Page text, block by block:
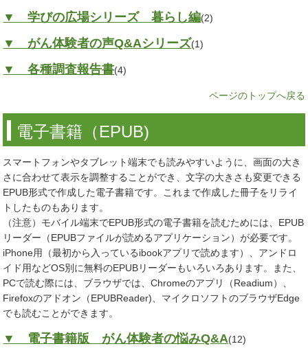
▼ 学びの広場シリーズ 暮らし編(2)
▼ がん体験者の声Q&Aシリーズ(1)
▼ 各種調査報告書(4)
ページのトップへ戻る
電子書籍（EPUB)
スマートフォンやタブレット端末でも読みやすいように、画面の大き
さに合わせて表示を調整することができ、文字の大きさも変更できる
EPUB形式で作成した電子書籍です。これまで作成した冊子をリライ
トしたものもあります。
（注意）モバイル端末でEPUB形式の電子書籍を読むためには、EPUB
リーダー（EPUBファイルが読めるアプリケーション）が必要です。
iPhone用（最初から入っているibookアプリで読めます）、アンドロ
イド用などOS別に無料のEPUBリーダーもいろいろあります。また、
PCで読む際には、ブラウザでは、Chromeのアプリ（Readium）、
Firefoxのアドオン（EPUBReader)、マイクロソフトのブラウザEdge
でも読むことができます。
▼ 電子書籍版 がん体験者の悩みQ&A(12)